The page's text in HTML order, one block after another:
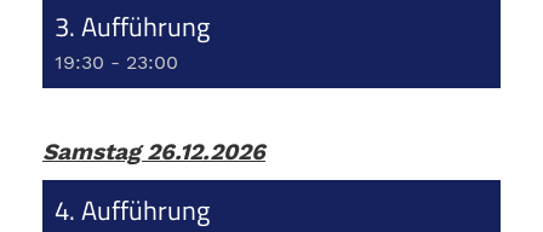
3. Aufführung
19:30 - 23:00
Samstag 26.12.2026
4. Aufführung